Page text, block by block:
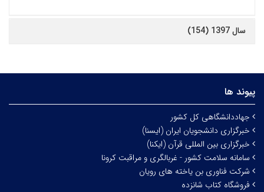
سال 1397 (154)
پیوند ها
جهاددانشگاهی کل کشور
خبرگزاری دانشجویان ایران (ایسنا)
خبرگزاری بین المللی قرآن (ایکنا)
سامانه سلامت کشور - غربالگری و مراقبت کرونا
شرکت فناوری بن یاخته های رویان
فروشگاه کتاب شانزده